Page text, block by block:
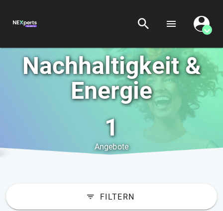
Nachhaltigkeit &
Energie
1
Angebote
FILTERN